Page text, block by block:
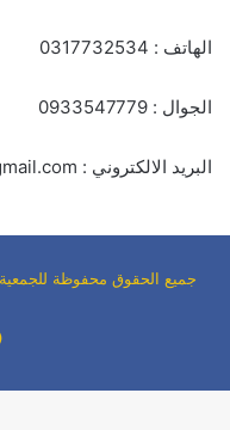
الهاتف : 0317732534
الجوال : 0933547779
البريد الالكتروني : wissamdaboura@gmail.com
جميع الحقوق محفوظة للجمعية